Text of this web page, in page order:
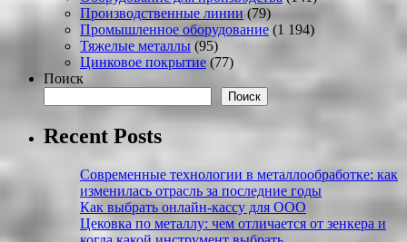
Производственные линии(79)
Промышленное оборудование (1 194)
Тяжелые металлы (95)
Цинковое покрытие (77)
Поиск
Поиск
Recent Posts
Современные технологии в металлообработке: как
изменилась отрасль за последние годы
Как выбрать онлайн-кассу для ООО
Цековка по металлу: чем отличается от зенкера и